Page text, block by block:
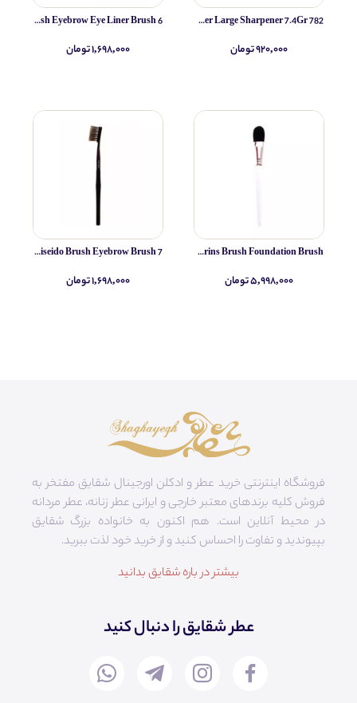
Pippa Sharper Large Sharpener 7.4Gr 782
۹۲۰,۰۰۰ تومان
Clarins Brush Foundation Brush
۵,۹۹۸,۰۰۰ تومان
Shiseido Brush Eyebrow Eye Liner Brush 6
۱,۶۹۸,۰۰۰ تومان
Shiseido Brush Eyebrow Brush 7
۱,۶۹۸,۰۰۰ تومان
فروشگاه اینترنتی خرید عطر و ادکلن اورجینال شقایق مفتخر به
فروش کلیه برندهای معتبر خارجی و ایرانی عطر زنانه، عطر مردانه
در محیط آنلاین است. هم‌ اکنون به خانواده بزرگ شقایق
بپیوندید و تفاوت را احساس کنید و از خرید خود لذت ببرید.
بیشتر در باره شقایق بدانید
عطر شقایق را دنبال کنید